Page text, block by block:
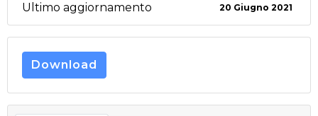
Ultimo aggiornamento 20 Giugno 2021
Download